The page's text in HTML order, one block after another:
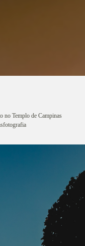
no Templo de Campinas